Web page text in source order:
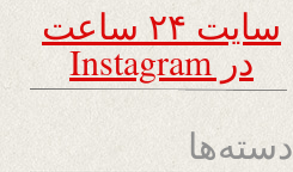
سایت ۲۴ ساعت
در Instagram
دسته‌ها